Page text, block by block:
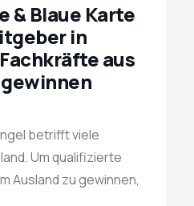
& Blaue Karte
in
aus
betrifft viele
Um qualifizierte
Ausland zu gewinnen,